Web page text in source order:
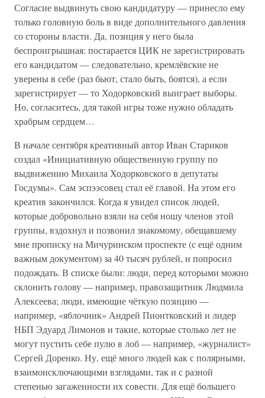
Согласие выдвинуть свою кандидатуру — принесло ему
только головную боль в виде дополнительного давления
со стороны власти. Да, позиция у него была
беспроигрышная: постарается ЦИК не зарегистрировать
его кандидатом — следовательно, кремлёвские не
уверены в себе (раз бьют, стало быть, боятся), а если
зарегистрирует — то Ходорковский выиграет выборы.
Но, согласитесь, для такой игры тоже нужно обладать
храбрым сердцем…
В начале сентября креативный автор Иван Стариков
создал «Инициативную общественную группу по
выдвижению Михаила Ходорковского в депутаты
Госдумы». Сам эспээсовец стал её главой. На этом его
креатив закончился. Когда я увидел список людей,
которые добровольно взяли на себя ношу членов этой
группы, вздохнул и позвонил знакомому, обещавшему
мне прописку на Мичуринском проспекте (с ещё одним
важным документом) за 40 тысяч рублей, и попросил
подождать. В списке были: люди, перед которыми можно
склонить голову — например, правозащитник Людмила
Алексеева; люди, имеющие чёткую позицию —
например, «яблочник» Андрей Пионтковский и лидер
НБП Эдуард Лимонов и такие, которые столько лет не
могут пустить себе пулю в лоб — например, «журналист»
Сергей Доренко. Ну, ещё много людей как с полярными,
взаимоисключающими взглядами, так и с разной
степенью загаженности их совести. Для ещё большего